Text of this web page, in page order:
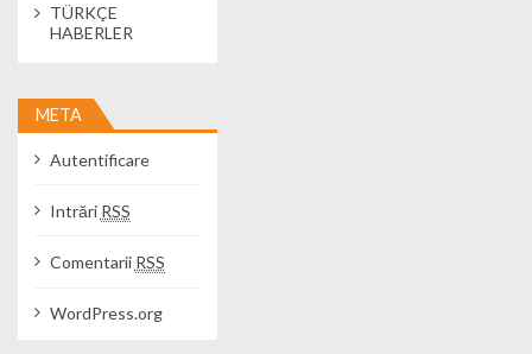
TÜRKÇE
HABERLER
META
Autentificare
Intrări RSS
Comentarii RSS
WordPress.org